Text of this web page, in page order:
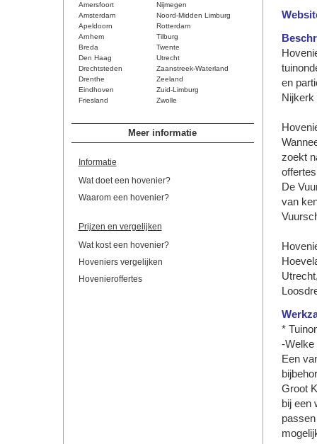
Amersfoort
Nijmegen
Amsterdam
Noord-Midden Limburg
Apeldoorn
Rotterdam
Arnhem
Tilburg
Breda
Twente
Den Haag
Utrecht
Drechtsteden
Zaanstreek-Waterland
Drenthe
Zeeland
Eindhoven
Zuid-Limburg
Friesland
Zwolle
Meer informatie
Informatie
Wat doet een hovenier?
Waarom een hovenier?
Prijzen en vergelijken
Wat kost een hovenier?
Hoveniers vergelijken
Hovenieroffertes
en
Nijkerk
zoekt
De
van
*
-Welke
Een
Groot
bij een